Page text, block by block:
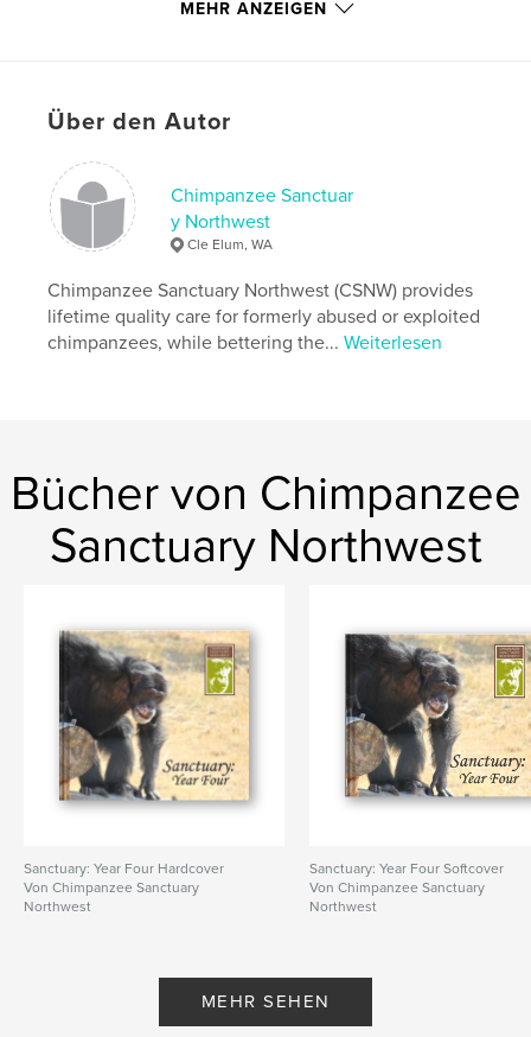
Veröffentlichungsdatum:Dez. 06, 2009
photos
, sanctuary primate , chimpanzee
chimp animal
MEHR ANZEIGEN
Über den Autor
Chimpanzee Sanctuar
y Northwest
Cle Elum, WA
Chimpanzee Sanctuary Northwest (CSNW) provides
lifetime quality care for formerly abused or exploited
chimpanzees, while bettering the...Weiterlesen
Bücher von Chimpanzee
Sanctuary Northwest
Sanctuary: Year Four Hardcover
Von Chimpanzee Sanctuary
Northwest
Sanctuary: Year Four Softcover
Von Chimpanzee Sanctuary
Northwest
MEHR SEHEN